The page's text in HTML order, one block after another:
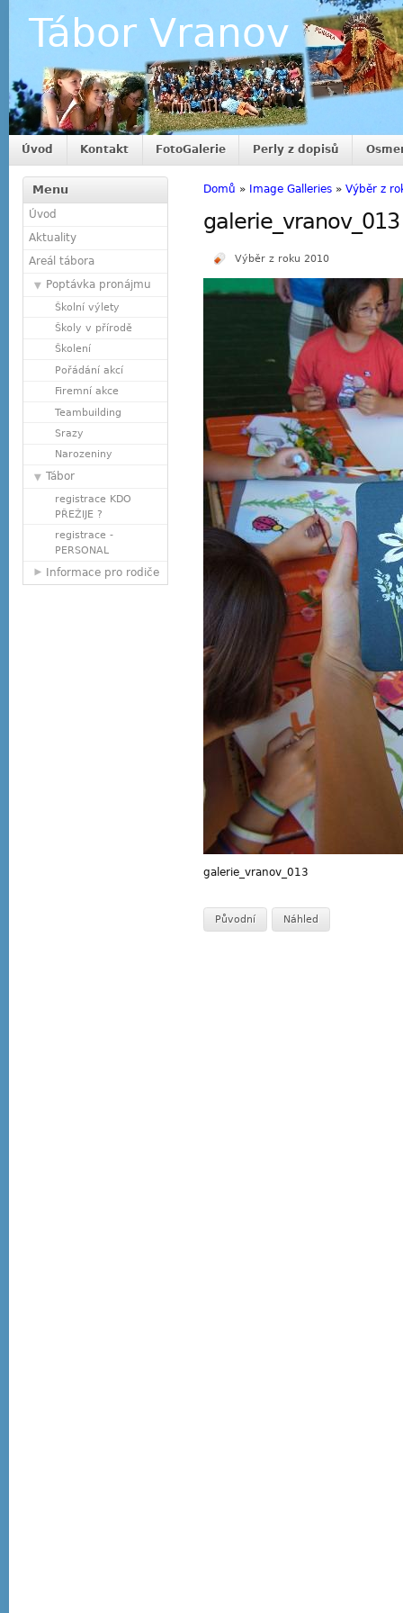
Tábor Vranov
Úvod Kontakt FotoGalerie Perly z dopisů
Menu
Úvod
Aktuality
Areál tábora
Poptávka pronájmu
Školní výlety
Školy v přírodě
Školení
Pořádání akcí
Firemní akce
Teambuilding
Srazy
Narozeniny
Tábor
registrace KDO
PŘEŽIJE ?
registrace -
PERSONAL
Informace pro rodiče
Domů » Image Galleries » Výběr z
galerie_vranov_013
Výběr z roku 2010
galerie_vranov_013
Původní Náhled